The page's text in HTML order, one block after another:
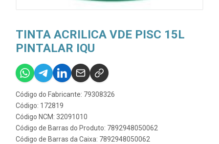
TINTA ACRILICA VDE PISC 15L
PINTALAR IQU
Código do Fabricante: 79308326
Código: 172819
Código NCM: 32091010
Código de Barras do Produto: 7892948050062
Código de Barras da Caixa: 7892948050062